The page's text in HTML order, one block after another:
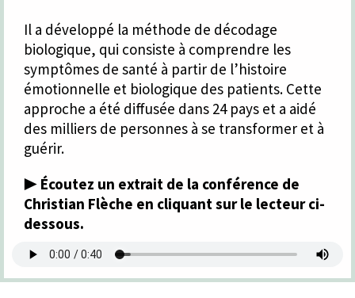
Il a développé la méthode de décodage
biologique, qui consiste à comprendre les
symptômes de santé à partir de l’histoire
émotionnelle et biologique des patients. Cette
approche a été diffusée dans 24 pays et a aidé
des milliers de personnes à se transformer et à
guérir.
▶️ Écoutez un extrait de la conférence de
Christian Flèche en cliquant sur le lecteur ci-
dessous.